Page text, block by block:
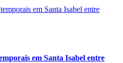
em Santa Isabel entre